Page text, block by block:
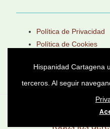
Política de Privacidad
Política de Cookies
Asociación Cultural
Todos los
Hispanidad Cartagena
terceros. Al seguir